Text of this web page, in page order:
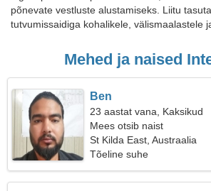
põnevate vestluste alustamiseks. Liitu
tutvumissaidiga kohalikele, välismaalastele
Mehed ja naised
Ben
23 aastat vana, Kaksikud
Mees otsib naist
St Kilda East, Austraalia
Tõeline suhe